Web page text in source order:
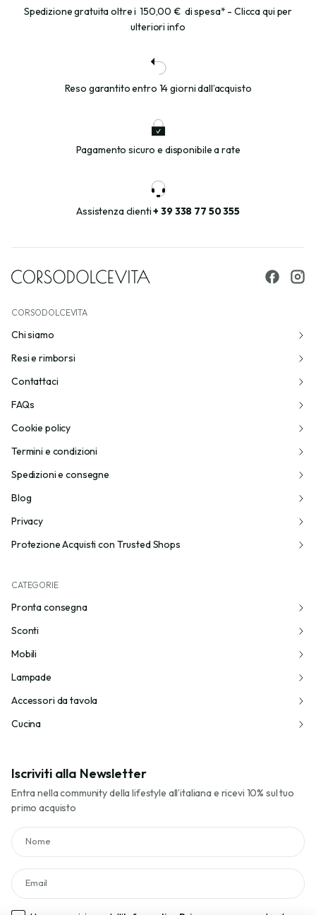
Spedizione gratuita oltre i 150,00 € di spesa* - Clicca qui per
ulteriori info
Reso garantito entro 14 giorni dall’acquisto
Pagamento sicuro e disponibile a rate
Assistenza clienti+ 39 338 77 50 355
CORSODOLCEVITA
Chi siamo
Resi e rimborsi
Contattaci
FAQs
Cookie policy
Termini e condizioni
Spedizioni e consegne
Blog
Privacy
Protezione Acquisti con Trusted Shops
CATEGORIE
Pronta consegna
Sconti
Mobili
Lampade
Accessori da tavola
Cucina
Iscriviti alla Newsletter
Entra nella community della lifestyle all’italiana e ricevi 10% sul tuo
primo acquisto
Nome
Email